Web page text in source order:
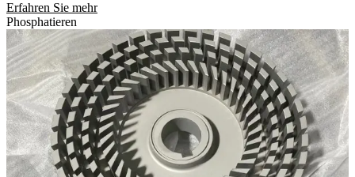
Erfahren Sie mehr
Phosphatieren